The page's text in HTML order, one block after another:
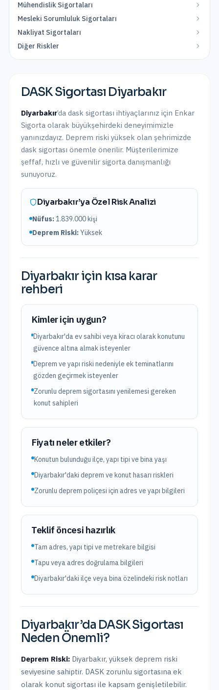
Mühendislik Sigortaları
Mesleki Sorumluluk Sigortaları
Nakliyat Sigortaları
Diğer Riskler
DASK Sigortası Diyarbakır
Diyarbakır’da dask sigortası ihtiyaçlarınız için Enkar
Sigorta olarak büyükşehirdeki deneyimimizle
yanınızdayız. Deprem riski yüksek olan şehrimizde
dask sigortası önemle önerilir. Müşterilerimize
şeffaf, hızlı ve güvenilir sigorta danışmanlığı
sunuyoruz.
Diyarbakır’ya Özel Risk Analizi
Nüfus:1.839.000kişi
Deprem Riski:Yüksek
Diyarbakıriçin kısa karar
rehberi
Kimler için uygun?
Diyarbakır'da ev sahibi veya kiracı olarak konutunu
güvence altına almak isteyenler
Deprem ve yapı riski nedeniyle ek teminatlarını
gözden geçirmek isteyenler
Zorunlu deprem sigortasını yenilemesi gereken
konut sahipleri
Fiyatı neler etkiler?
Konutun bulunduğu ilçe, yapı tipi ve bina yaşı
Diyarbakır'daki deprem ve konut hasarı riskleri
Zorunlu deprem poliçesi için adres ve yapı bilgileri
Teklif öncesi hazırlık
Tam adres, yapı tipi ve metrekare bilgisi
Tapu veya adres doğrulama bilgileri
Diyarbakır'daki ilçe veya bina özelindeki risk notları
Diyarbakır’da DASK Sigortası
Neden Önemli?
Deprem Riski: Diyarbakır, yüksek deprem riski
seviyesine sahiptir. DASK zorunlu sigortasına ek
olarak konut sigortası ile kapsam genişletilebilir.